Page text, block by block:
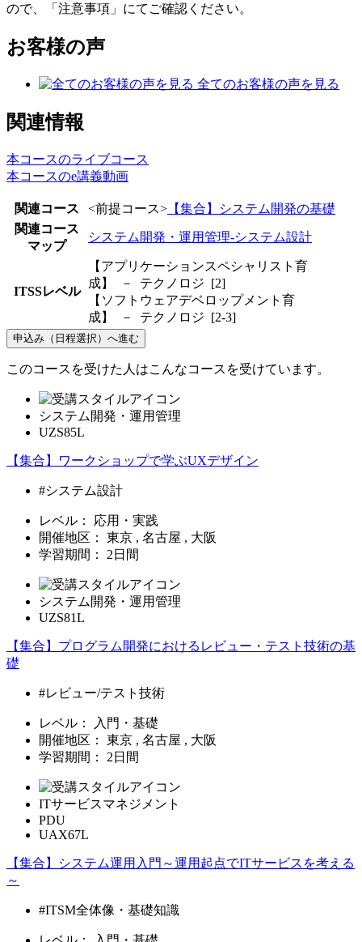
ので、「注意事項」にてご確認ください。
お客様の声
全てのお客様の声を見る
関連情報
本コースのライブコース
本コースのe講義動画
関連コース <前提コース> 【集合】システム開発の基礎
関連コース
マップ
システム開発・運用管理-システム設計
ITSSレベル
【アプリケーションスペシャリスト育
成】 － テクノロジ [2]
【ソフトウェアデベロップメント育
成】 － テクノロジ [2-3]
申込み（日程選択）へ進む
このコースを受けた人はこんなコースを受けています。
システム開発・運用管理
UZS85L
【集合】ワークショップで学ぶUXデザイン
#システム設計
レベル：
応用・実践
開催地区：
東京 , 名古屋 , 大阪
学習期間：
2日間
システム開発・運用管理
UZS81L
【集合】プログラム開発におけるレビュー・テスト技術の基
礎
#レビュー/テスト技術
レベル：
入門・基礎
開催地区：
東京 , 名古屋 , 大阪
学習期間：
2日間
ITサービスマネジメント
PDU
UAX67L
【集合】システム運用入門～運用起点でITサービスを考える
～
#ITSM全体像・基礎知識